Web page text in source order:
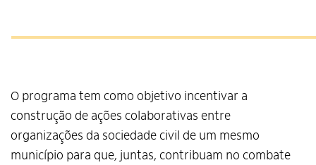
Editais
O programa tem como objetivo incentivar a
construção de ações colaborativas entre
organizações da sociedade civil de um mesmo
município para que, juntas, contribuam no combate